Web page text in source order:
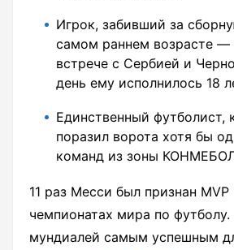
Игрок, забивший за
самом раннем возрасте
встрече с Сербией и
день ему исполнилось 18
Единственный футболист,
поразил ворота хотя бы
команд из зоны
11 раз Месси был признан MVP
чемпионатах мира по футболу.
мундиалей самым успешным